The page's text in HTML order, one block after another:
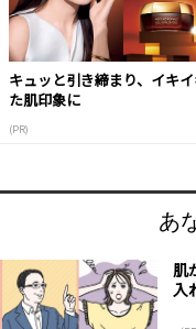
キュッと引き締まり、イキ
た肌印象に
(PR)
あ
肌
入